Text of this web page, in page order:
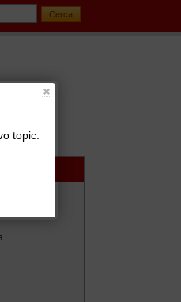
topic.